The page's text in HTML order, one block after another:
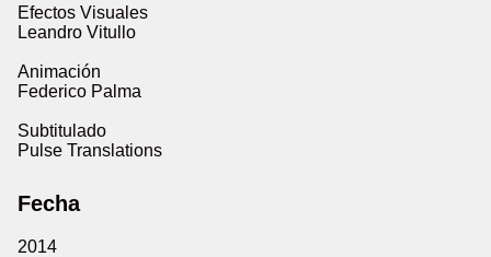
Efectos Visuales
Leandro Vitullo
Animación
Federico Palma
Subtitulado
Pulse Translations
Fecha
2014